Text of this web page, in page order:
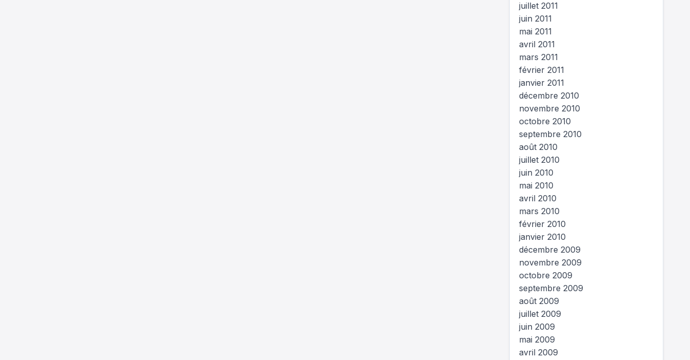
juillet 2011
juin 2011
mai 2011
avril 2011
mars 2011
février 2011
janvier 2011
décembre 2010
novembre 2010
octobre 2010
septembre 2010
août 2010
juillet 2010
juin 2010
mai 2010
avril 2010
mars 2010
février 2010
janvier 2010
décembre 2009
novembre 2009
octobre 2009
septembre 2009
août 2009
juillet 2009
juin 2009
mai 2009
avril 2009